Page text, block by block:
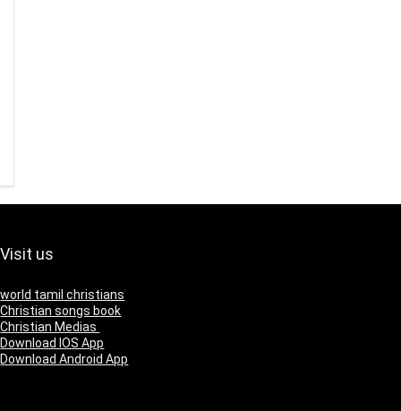
Visit us
world tamil christians
Christian songs book
Christian Medias
Download IOS App
Download Android App